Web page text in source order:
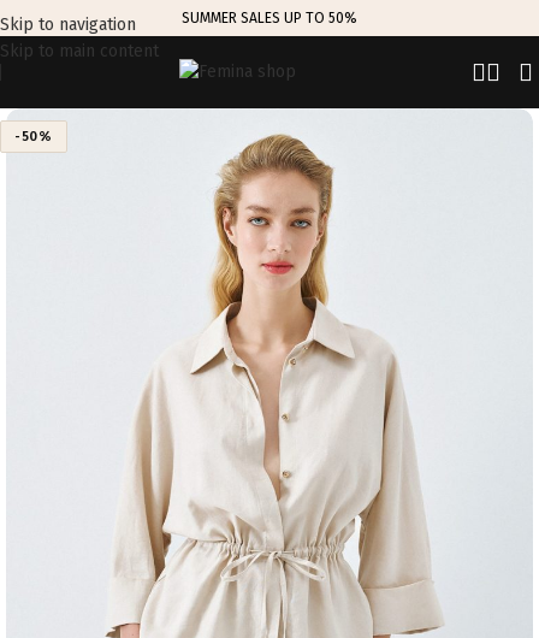
Skip to navigation
Skip to main content
SUMMER SALES UP TO 50%
-50%